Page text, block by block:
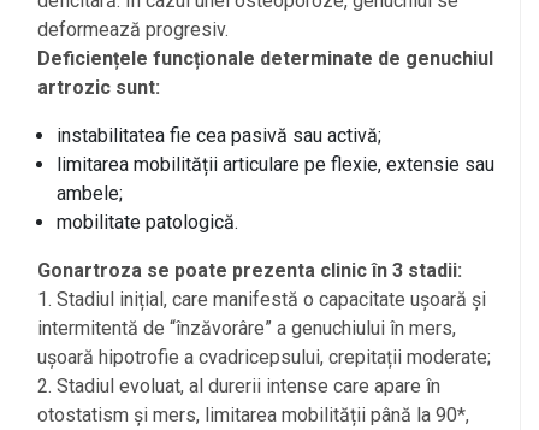
deformează progresiv.
Deficiențele funcționale determinate de genuchiul
artrozic sunt:
instabilitatea fie cea pasivă sau activă;
limitarea mobilității articulare pe flexie, extensie sau
ambele;
mobilitate patologică.
Gonartroza se poate prezenta clinic în 3 stadii:
1. Stadiul inițial, care manifestă o capacitate ușoară și
intermitentă de “înzăvorâre” a genuchiului în mers,
ușoară hipotrofie a cvadricepsului, crepitații moderate;
2. Stadiul evoluat, al durerii intense care apare în
otostatism și mers, limitarea mobilității până la 90*,